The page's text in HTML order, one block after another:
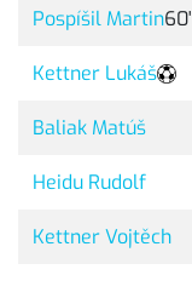
Pospíšil Martin60'
Kettner Lukáš
Baliak Matúš
Heidu Rudolf
Kettner Vojtěch